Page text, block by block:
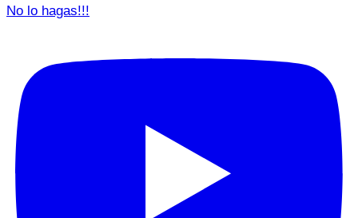
No lo hagas!!!